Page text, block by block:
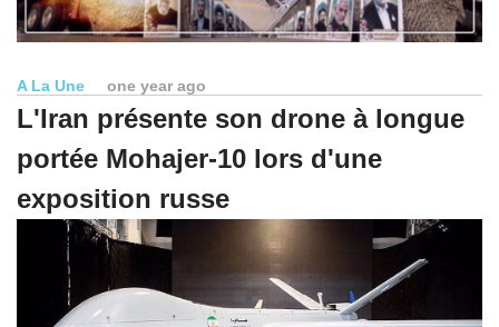
A La Une one year ago
L'Iran présente son drone à longue
portée Mohajer-10 lors d'une
exposition russe